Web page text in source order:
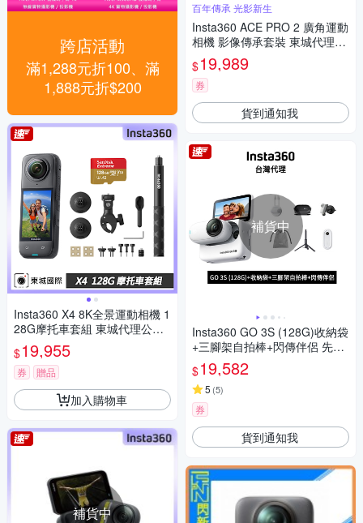
跨店活動
滿1,288元折100、滿
1,888元折$200
Insta360 X4 8K全景運動相機 1
28G摩托車套組 東城代理公司
貨
$19,955
券 贈品
加入購物車
補貨中
百年傳承 光影新生
Insta360 ACE PRO 2 廣角運動
相機 影像傳承套裝 東城代理公
司貨
$19,989
券
貨到通知我
補貨中
Insta360 GO 3S (128G)收納袋
+三腳架自拍棒+閃傳伴侶 先創
代理公司貨
$19,582
5 (5)
券
貨到通知我